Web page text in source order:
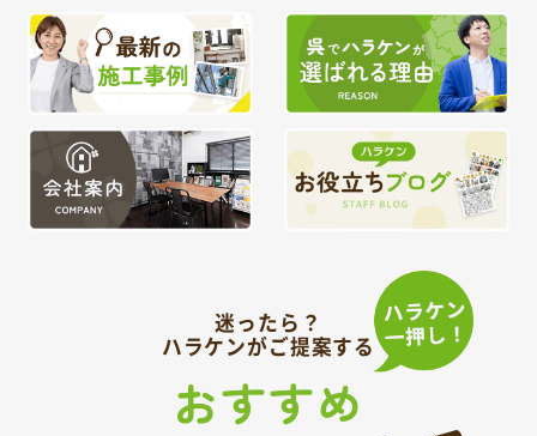
迷ったら？
ハラケンがご提案する
おすすめ